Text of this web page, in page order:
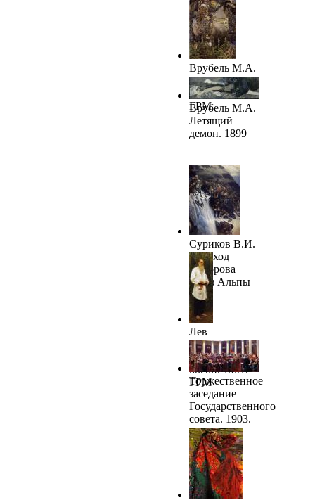
Врубель М.А.
Богатырь.
1898–1899.
ГРМ
Врубель М.А.
Летящий
демон. 1899
Суриков В.И.
Переход
Суворова
через Альпы
Лев
Николаевич
Толстой
босой. 1901.
ГРМ
Торжественное
заседание
Государственного
совета. 1903.
ГРМ